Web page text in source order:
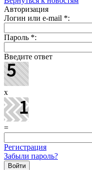
Авторизация
Логин или e-mail *:
Пароль *:
Введите ответ
x
=
Регистрация
Забыли пароль?